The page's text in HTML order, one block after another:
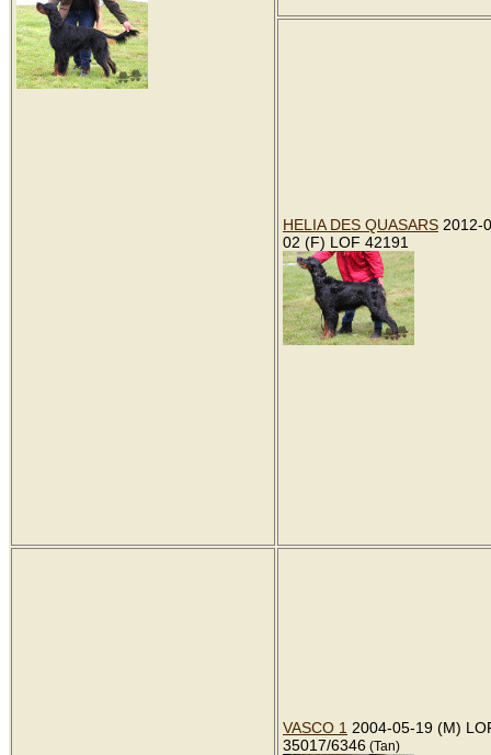
HELIA DES QUASARS 2012-
02 (F) LOF 42191
VASCO 1 2004-05-19 (M)
35017/6346 (Tan)